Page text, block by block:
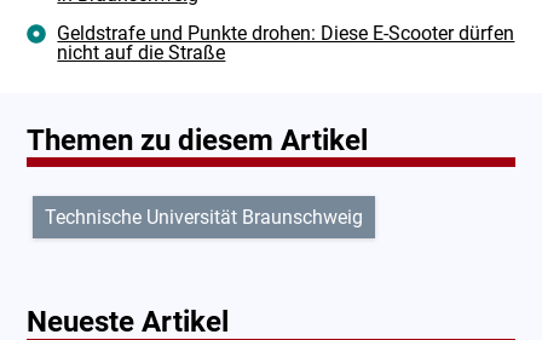
Geldstrafe und Punkte drohen: Diese E-Scooter dürfen
nicht auf die Straße
Themen zu diesem Artikel
Technische Universität Braunschweig
Neueste Artikel